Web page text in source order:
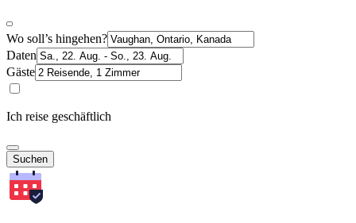
Wo soll’s hingehen?
Daten
Gäste
Ich reise geschäftlich
Suchen